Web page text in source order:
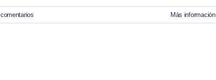
Más información